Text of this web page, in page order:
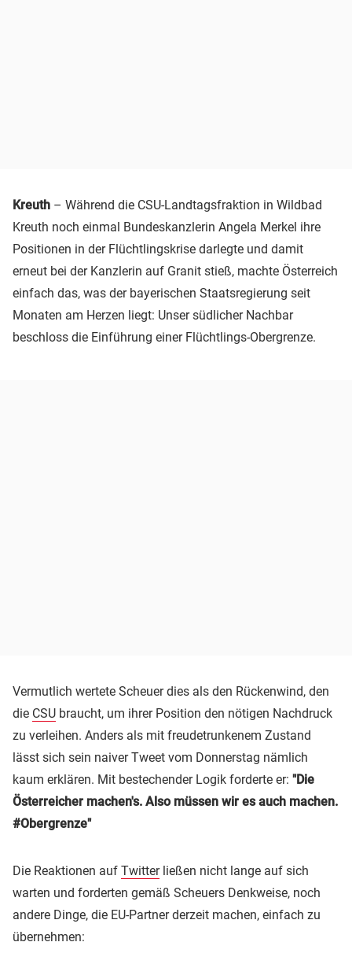
Kreuth – Während die CSU-Landtagsfraktion in Wildbad
Kreuth noch einmal Bundeskanzlerin Angela Merkel ihre
Positionen in der Flüchtlingskrise darlegte und damit
erneut bei der Kanzlerin auf Granit stieß, machte Österreich
einfach das, was der bayerischen Staatsregierung seit
Monaten am Herzen liegt: Unser südlicher Nachbar
beschloss die Einführung einer Flüchtlings-Obergrenze.
Vermutlich wertete Scheuer dies als den Rückenwind, den
die CSU braucht, um ihrer Position den nötigen Nachdruck
zu verleihen. Anders als mit freudetrunkenem Zustand
lässt sich sein naiver Tweet vom Donnerstag nämlich
kaum erklären. Mit bestechender Logik forderte er: "Die
Österreicher machen's. Also müssen wir es auch machen.
#Obergrenze"
Die Reaktionen auf Twitterließen nicht lange auf sich
warten und forderten gemäß Scheuers Denkweise, noch
andere Dinge, die EU-Partner derzeit machen, einfach zu
übernehmen: